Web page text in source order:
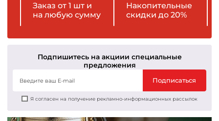
Заказ от 1 шт и
на любую сумму
Накопительные
скидки до 20%
Подпишитесь на акциии специальные
предложения
Подписаться
Я согласен на получение рекламно-информационных рассылок